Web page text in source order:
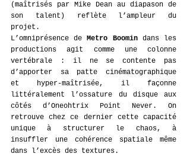
(maîtrisés par Mike Dean au diapason de
son talent) reflète l’ampleur du
projet.
L’omniprésence de Metro Boomin dans les
productions agit comme une colonne
vertébrale : il ne se contente pas
d’apporter sa patte cinématographique
et hyper-maîtrisée, il façonne
littéralement l’ossature du disque aux
côtés d’Oneohtrix Point Never. On
retrouve chez ce dernier cette capacité
unique à structurer le chaos, à
insuffler une cohérence spatiale même
dans l’excès des textures.